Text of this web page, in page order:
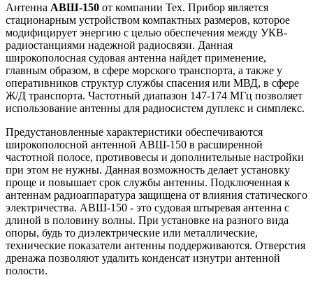
Антенна АВШ-150 от компании Тех. Прибор является
стационарным устройством компактных размеров, которое
модифицирует энергию с целью обеспечения между УКВ-
радиостанциями надежной радиосвязи. Данная
широкополосная судовая антенна найдет применение,
главным образом, в сфере морского транспорта, а также у
оперативников структур службы спасения или МВД, в сфере
Ж/Д транспорта. Частотный диапазон 147-174 МГц позволяет
использование антенны для радиосистем дуплекс и симплекс.
Предустановленные характеристики обеспечиваются
широкополосной антенной АВШ-150 в расширенной
частотной полосе, противовесы и дополнительные настройки
при этом не нужны. Данная возможность делает установку
проще и повышает срок службы антенны. Подключенная к
антеннам радиоаппаратура защищена от влияния статического
электричества. АВШ-150 - это судовая штыревая антенна с
длиной в половину волны. При установке на разного вида
опоры, будь то диэлектрические или металлические,
технические показатели антенны поддерживаются. Отверстия
дренажа позволяют удалить конденсат изнутри антенной
полости.